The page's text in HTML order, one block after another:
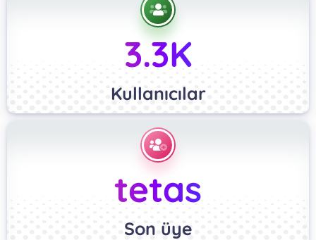
3.3K
Kullanıcılar
tetas
Son üye